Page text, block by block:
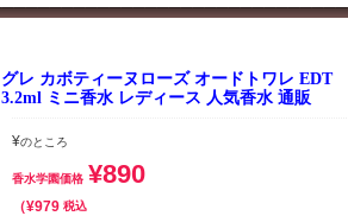
グレ カボティーヌローズ オードトワレ EDT
3.2ml ミニ香水 レディース 人気香水 通販
¥のところ
香水学園価格 ¥890
¥979 税込